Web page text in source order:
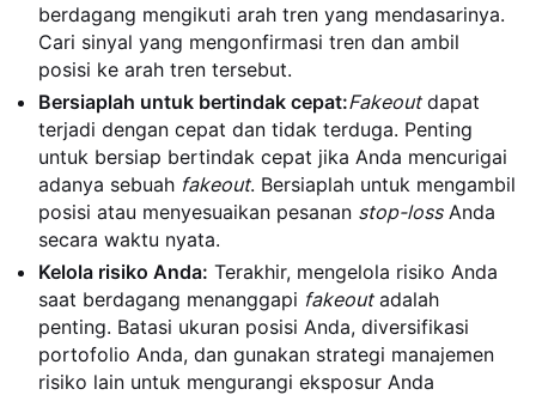
berdagang mengikuti arah tren yang mendasarinya.
Cari sinyal yang mengonfirmasi tren dan ambil
posisi ke arah tren tersebut.
Bersiaplah untuk bertindak cepat:Fakeoutdapat
terjadi dengan cepat dan tidak terduga. Penting
untuk bersiap bertindak cepat jika Anda mencurigai
adanya sebuah fakeout. Bersiaplah untuk mengambil
posisi atau menyesuaikan pesanan stop-lossAnda
secara waktu nyata.
Kelola risiko Anda: Terakhir, mengelola risiko Anda
saat berdagang menanggapi fakeoutadalah
penting. Batasi ukuran posisi Anda, diversifikasi
portofolio Anda, dan gunakan strategi manajemen
risiko lain untuk mengurangi eksposur Anda